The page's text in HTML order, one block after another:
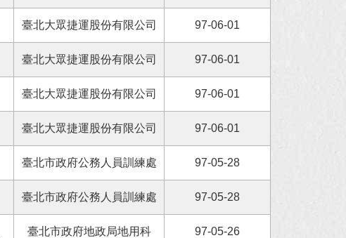
臺北大眾捷運股份有限公司 97-06-01
臺北大眾捷運股份有限公司 97-06-01
臺北大眾捷運股份有限公司 97-06-01
臺北大眾捷運股份有限公司 97-06-01
臺北市政府公務人員訓練處 97-05-28
臺北市政府公務人員訓練處 97-05-28
臺北市政府地政局地用科 97-05-26